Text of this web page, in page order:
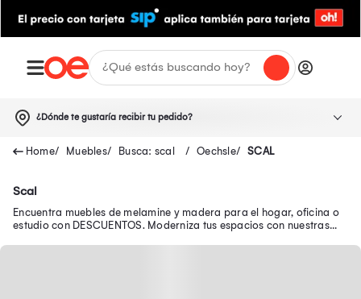
¿Dónde te gustaría recibir tu pedido?
Muebles Busca: scal Oechsle SCAL
Scal
Encuentra muebles de melamine y madera para el hogar, oficina o
estudio con DESCUENTOS. Moderniza tus espacios con nuestras